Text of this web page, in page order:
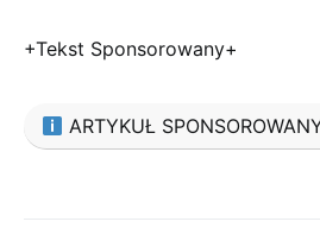
+Tekst Sponsorowany+
ARTYKUŁ